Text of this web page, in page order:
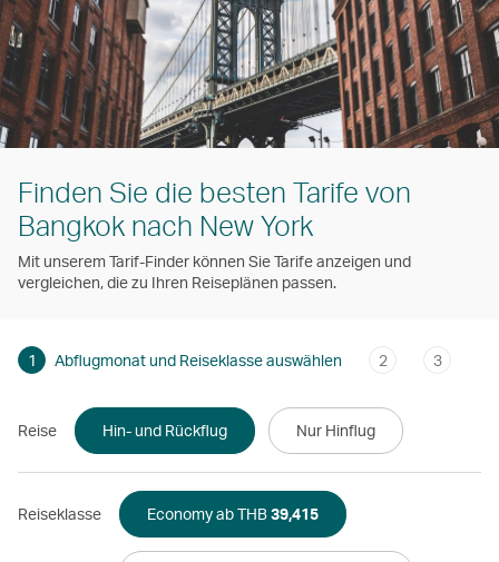
Finden Sie die besten Tarife von
Bangkok nach New York
Mit unserem Tarif-Finder können Sie Tarife anzeigen und
vergleichen, die zu Ihren Reiseplänen passen.
1 Abflugmonat und Reiseklasse auswählen 2 3
Reise Hin- und Rückflug Nur Hinflug
Reiseklasse Economy ab THB39,415